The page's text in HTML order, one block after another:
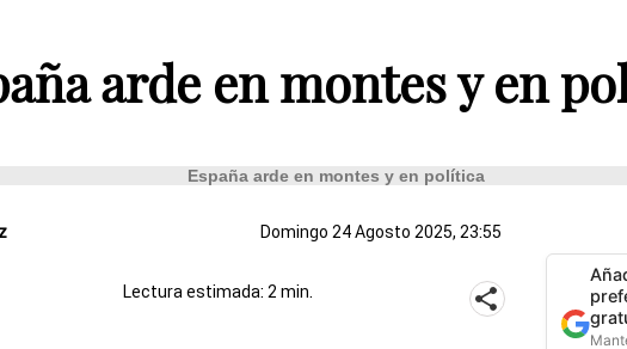
arde en montes y en
Domingo 24 Agosto 2025, 23:55
Lectura estimada: 2 min.